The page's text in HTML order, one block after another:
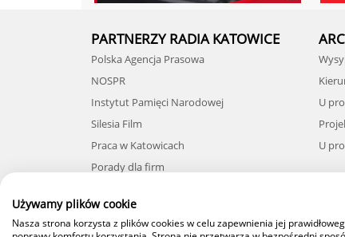
PARTNERZY RADIA KATOWICE
Polska Agencja Prasowa
NOSPR
Instytut Pamięci Narodowej
Silesia Film
Praca w Katowicach
Porady dla firm
U
U
Używamy plików cookie
Nasza strona korzysta z plików cookies w celu zapewnienia jej